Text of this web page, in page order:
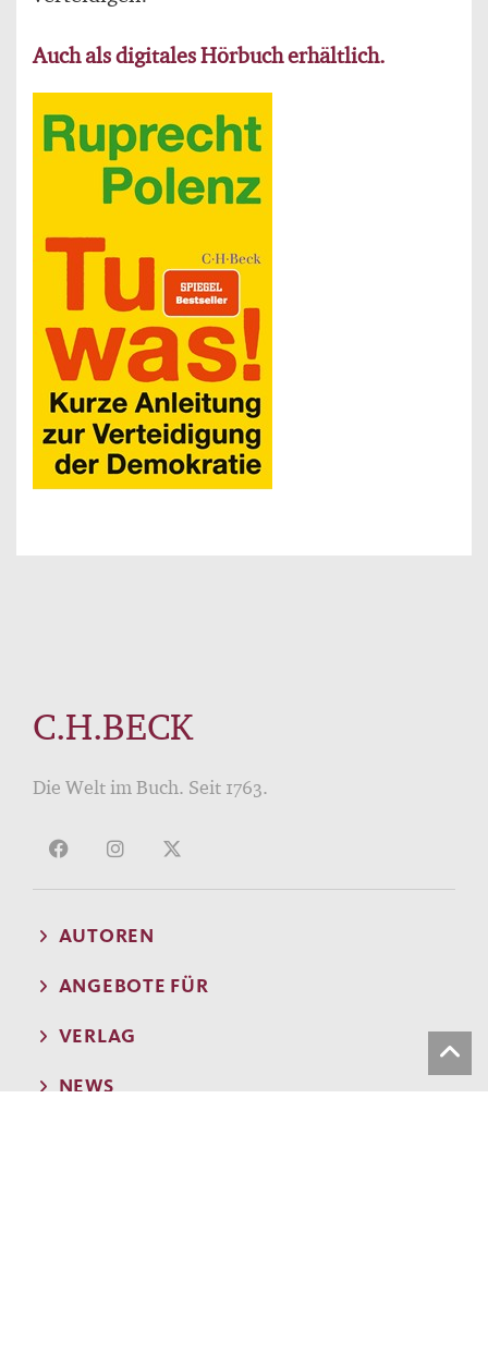
Auch als digitales Hörbuch erhältlich.
C.H.BECK
Die Welt im Buch. Seit 1763.
AUTOREN
ANGEBOTE FÜR
VERLAG
NEWS